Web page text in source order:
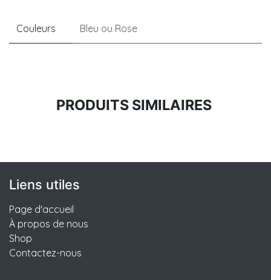
Couleurs ​ Bleu ou Rose
PRODUITS SIMILAIRES
Liens utiles
Page d'accueil
À propos de nous
Shop
Contactez-nous